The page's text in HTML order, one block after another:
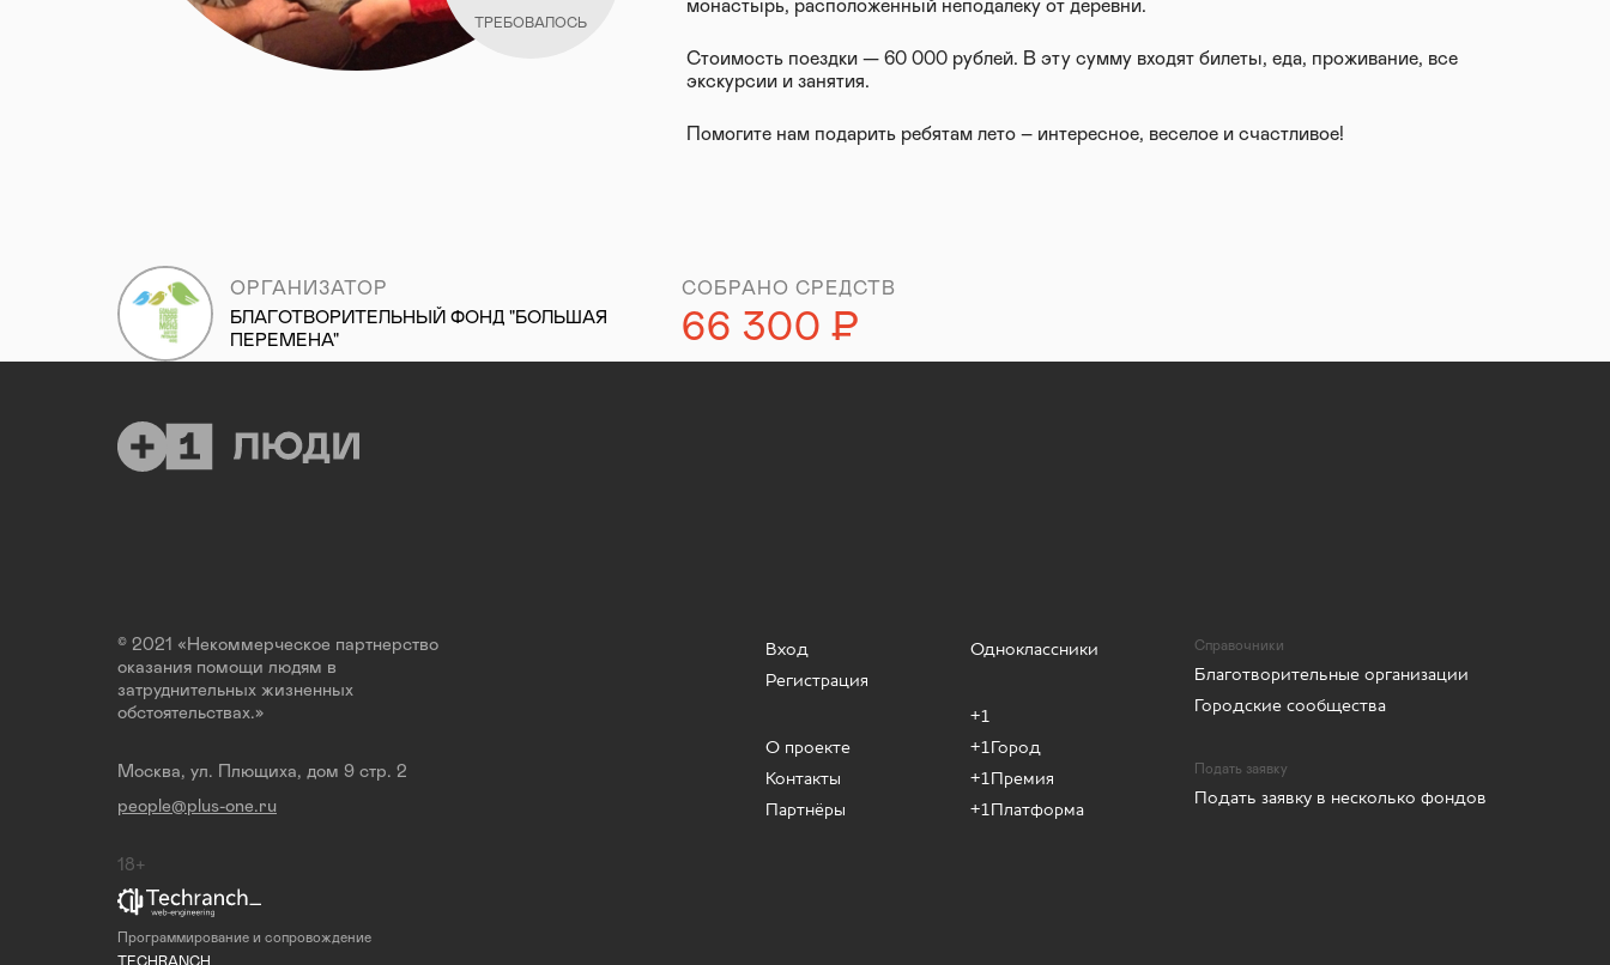
ТРЕБОВАЛОСЬ
монастырь, расположенный неподалеку от деревни.
Стоимость поездки — 60 000 рублей. В эту сумму входят билеты, еда, проживание, все
экскурсии и занятия.
Помогите нам подарить ребятам лето – интересное, веселое и счастливое!
ОРГАНИЗАТОР
БЛАГОТВОРИТЕЛЬНЫЙ ФОНД "БОЛЬШАЯ
ПЕРЕМЕНА"
СОБРАНО СРЕДСТВ
66 300Р
© 2021 «Некоммерческое партнерство
оказания помощи людям в
затруднительных жизненных
обстоятельствах.»
Москва, ул. Плющиха, дом 9 стр. 2
people@plus-one.ru
18+
Программирование и сопровождение
TECHRANCH
Вход
Регистрация
О проекте
Контакты
Партнёры
Одноклассники
+1
+1Город
+1Премия
+1Платформа
Справочники
Благотворительные организации
Городские сообщества
Подать заявку
Подать заявку в несколько фондов